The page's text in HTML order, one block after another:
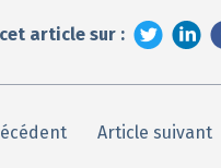
article sur :
Article suivant